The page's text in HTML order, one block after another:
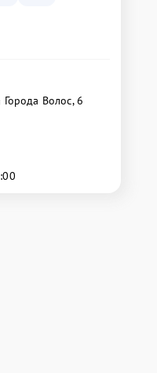
Города Волос, 6